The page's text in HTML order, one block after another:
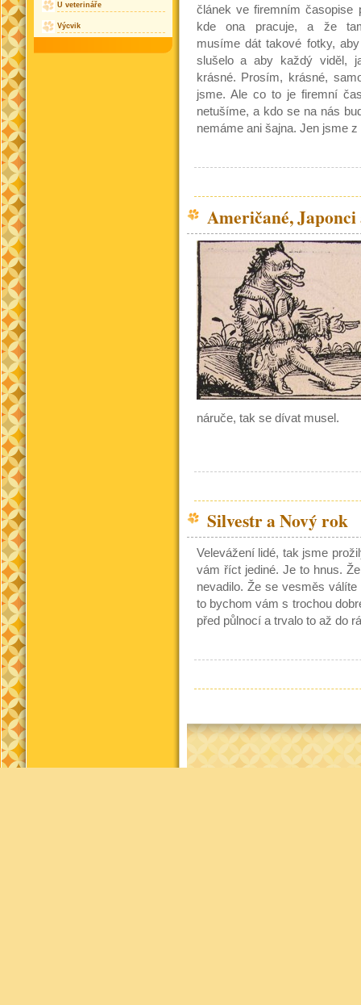
článek ve firemním časopise
kde ona pracuje, a že
musíme dát takové fotky,
slušelo a aby každý viděl,
krásné. Prosím, krásné,
jsme. Ale co to je firemní
netušíme, a kdo se na nás
nemáme ani šajna. Jen jsme
Američané,
náruče, tak se dívat musel.
Silvestr a Nový rok
Velevážení lidé, tak jsme
vám říct jediné. Je to hnus.
nevadilo. Že se vesměs válíte
to bychom vám s trochou
před půlnocí a trvalo to až do
U veterináře
Výcvik